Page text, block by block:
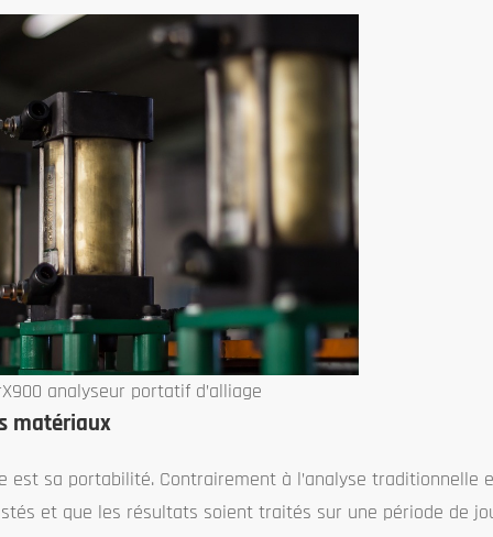
analyseur portatif d’alliage
matériaux
est sa portabilité. Contrairement à l’analyse traditionnelle
et que les résultats soient traités sur une période de